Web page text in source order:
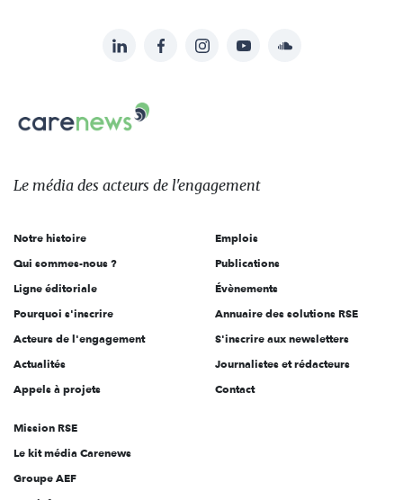
sur:
LinkedInFacebookInstagramYouTubeSoundcloud
Le
des
l'engagement
Le média des acteurs de l'engagement
Notre histoire
Qui sommes-nous ?
Ligne éditoriale
Pourquoi s'inscrire
Acteurs de l'engagement
Actualités
Appels à projets
Emplois
Publications
Évènements
Annuaire des solutions RSE
S'inscrire aux newsletters
Journalistes et rédacteurs
Contact
Mission RSE
Le kit média Carenews
Groupe AEF